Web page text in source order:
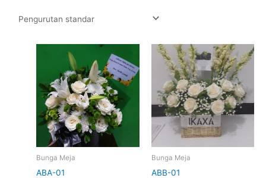
Bunga Meja
ABA-01
Bunga Meja
ABB-01